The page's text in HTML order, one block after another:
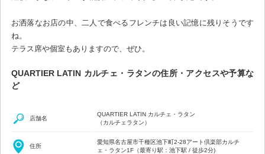
お洒落なお店の中、二人で食べるフレンチは良い記憶に残りそうです
ね。
テラス席や個室もありますので、ぜひ。
QUARTIER LATIN カルチェ・ラタンの住所・アクセスや予算な
ど
店舗名
QUARTIER LATIN カルチェ・ラタン
（カルチェラタン）
住所
愛知県名古屋市千種区池下町2-28アート倶楽部カルチ
ェ・ラタン1F（最寄り駅：池下駅 / 徒歩2分)